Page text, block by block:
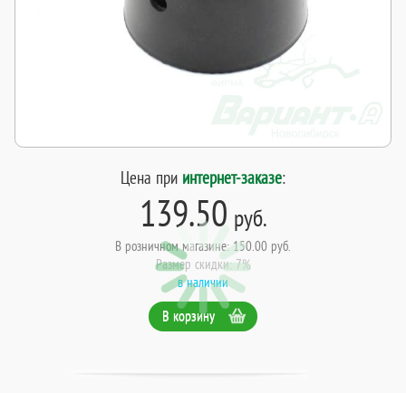
Цена при интернет-заказе:
139.50 руб.
В розничном магазине: 150.00 руб.
Размер скидки: 7%
в наличии
В корзину